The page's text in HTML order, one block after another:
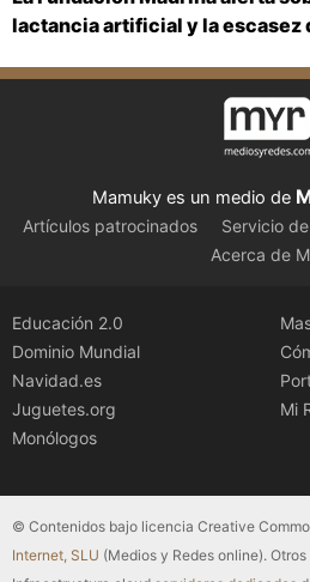
lactancia artificial y la escasez
Mamuky es un medio de
Artículos patrocinados Servicio
Acerca de
Educación 2.0
Dominio Mundial
Navidad.es
Juguetes.org
Monólogos
Mi
© Contenidos bajo licencia Creative
Internet, SLU (Medios y Redes online).